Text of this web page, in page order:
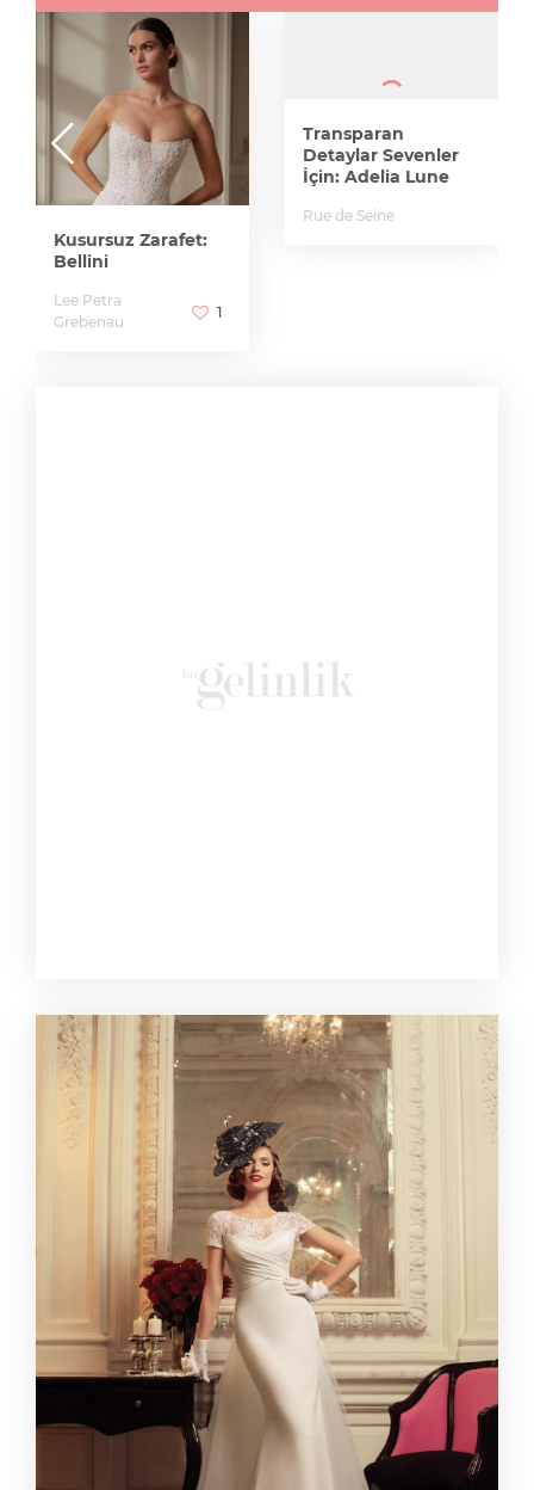
Kusursuz Zarafet:
Bellini
Lee Petra
Grebenau
1
Transparan
Detaylar Sevenler
İçin: Adelia Lune
Rue de Seine